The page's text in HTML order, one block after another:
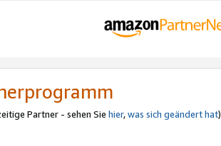
Partner - sehen Sie hier,was sich geändert hat)